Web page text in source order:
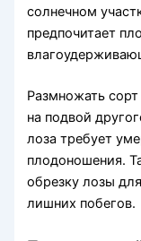
солнечном
предпочитает
Размножать
на подвой
лоза требует
плодоношения.
обрезку лозы
лишних побегов.